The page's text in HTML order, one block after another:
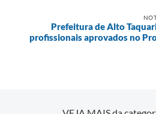
Prefeitura de Alto
profissionais aprovados no